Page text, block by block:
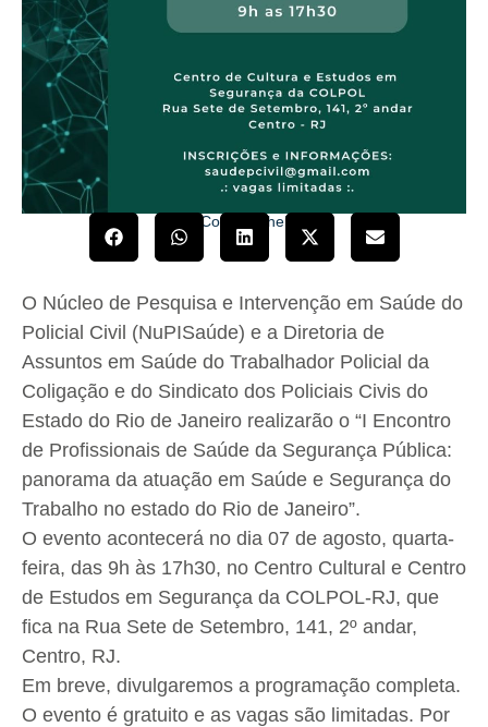
Compartilhe!
O Núcleo de Pesquisa e Intervenção em Saúde do
Policial Civil (NuPISaúde) e a Diretoria de
Assuntos em Saúde do Trabalhador Policial da
Coligação e do Sindicato dos Policiais Civis do
Estado do Rio de Janeiro realizarão o “I Encontro
de Profissionais de Saúde da Segurança Pública:
panorama da atuação em Saúde e Segurança do
Trabalho no estado do Rio de Janeiro”.
O evento acontecerá no dia 07 de agosto, quarta-
feira, das 9h às 17h30, no Centro Cultural e Centro
de Estudos em Segurança da COLPOL-RJ, que
fica na Rua Sete de Setembro, 141, 2º andar,
Centro, RJ.
Em breve, divulgaremos a programação completa.
O evento é gratuito e as vagas são limitadas. Por